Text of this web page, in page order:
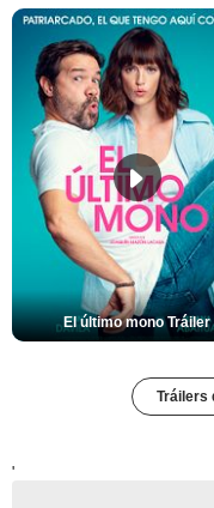
El último mono Tráiler
Tráilers
'